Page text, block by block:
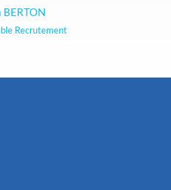
BERTON
Recrutement